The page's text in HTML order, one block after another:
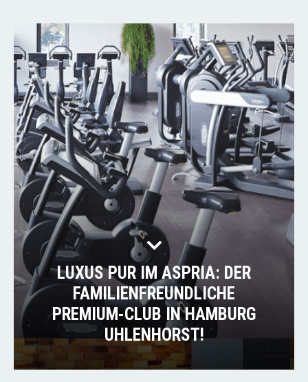
LUXUS PUR IM ASPRIA: DER
FAMILIENFREUNDLICHE
PREMIUM-CLUB IN HAMBURG
UHLENHORST!